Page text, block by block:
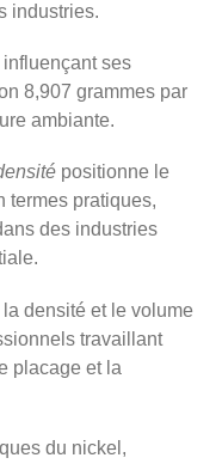
industries.
ses
8,907 grammes par
ambiante.
positionne le
termes pratiques,
des industries
densité et le volume
travaillant
placage et la
du nickel,